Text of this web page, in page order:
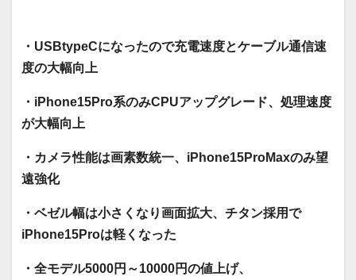
・USBtypeCになったので充電速度とケーブル通信速
度の大幅向上
・iPhone15Pro系のみCPUアップグレード、処理速度
が大幅向上
・カメラ性能は画素数統一、iPhone15ProMaxのみ望
遠強化
・ベゼル幅は小さくなり画面拡大、チタン採用で
iPhone15Proは軽くなった
・全モデル5000円～10000円の値上げ、